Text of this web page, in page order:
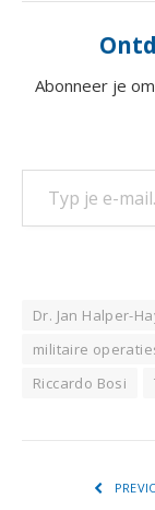
Abonneer je
Typ je e-mail...
Dr. Jan Halper-
militaire
Riccardo Bosi